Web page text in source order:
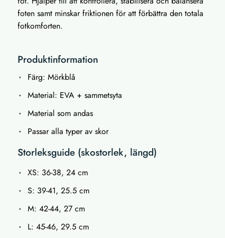
foten samt minskar friktionen för att förbättra den totala
fotkomforten.
Produktinformation
Färg: Mörkblå
Material: EVA + sammetsyta
Material som andas
Passar alla typer av skor
Storleksguide (skostorlek, längd)
XS: 36-38, 24 cm
S: 39-41, 25.5 cm
M: 42-44, 27 cm
L: 45-46, 29.5 cm